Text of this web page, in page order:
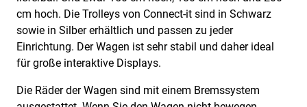
cm hoch. Die Trolleys von Connect-it sind in Schwarz
sowie in Silber erhältlich und passen zu jeder
Einrichtung. Der Wagen ist sehr stabil und daher ideal
für große interaktive Displays.
Die Räder der Wagen sind mit einem Bremssystem